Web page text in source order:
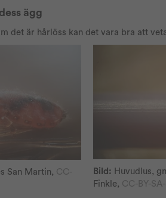
ägg
det är hårlöss kan det vara bra att
San Martin, CC-
Bild: Huvudlus,
Finkle, CC-BY-